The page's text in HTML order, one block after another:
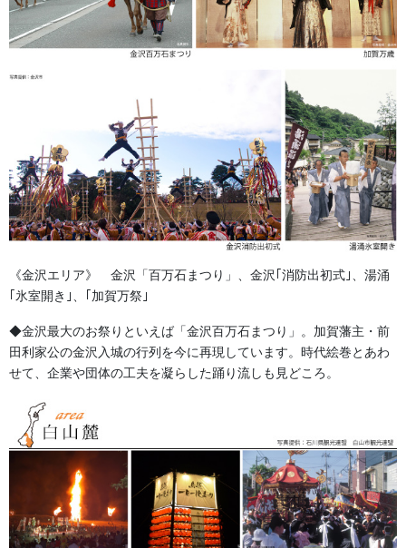
お祭り衣装・お祭り用品のご相談は金沢・森佐へお気軽にお問
い合わせください。
伝統行事、お祭りで地域に笑顔を！！
076-237-8888
《金沢エリア》 金沢「百万石まつり」、金沢｢消防出初式｣、湯涌
｢氷室開き｣、｢加賀万祭｣
◆金沢最大のお祭りといえば「金沢百万石まつり」。加賀藩主・前
田利家公の金沢入城の行列を今に再現しています。時代絵巻とあわ
せて、企業や団体の工夫を凝らした踊り流しも見どころ。